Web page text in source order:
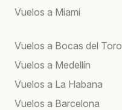
Vuelos a Miami
Vuelos a Bocas del Toro
Vuelos a Medellín
Vuelos a La Habana
Vuelos a Barcelona